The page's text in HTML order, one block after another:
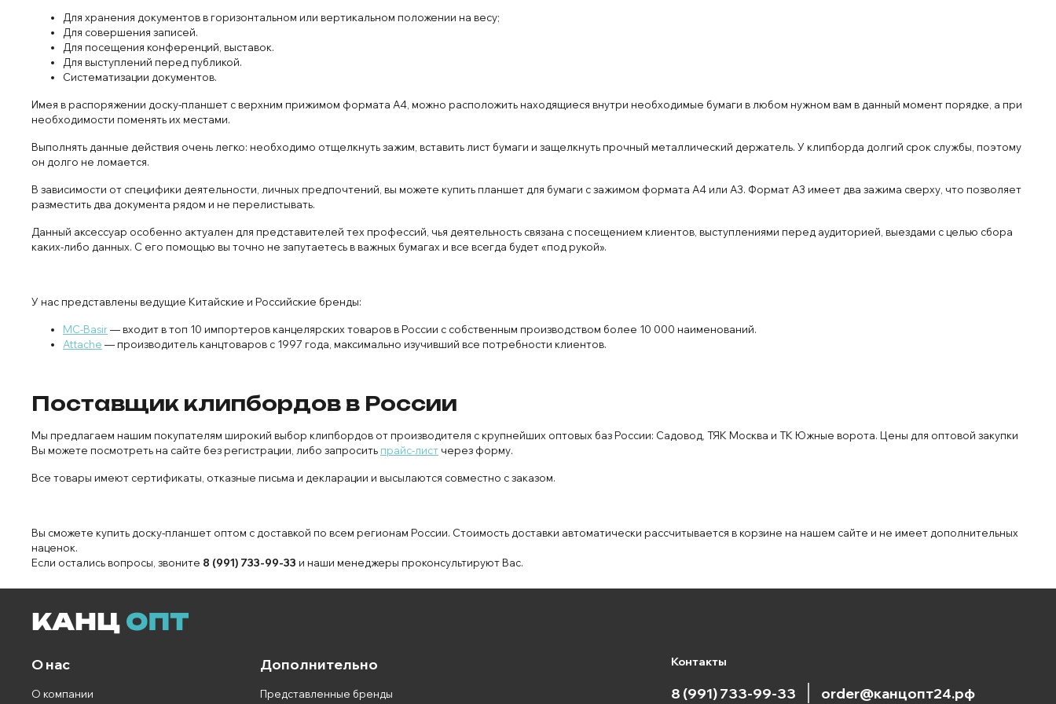
Для хранения документов в горизонтальном или вертикальном положении на весу;
Для совершения записей.
Для посещения конференций, выставок.
Для выступлений перед публикой.
Систематизации документов.
Имея в распоряжении доску-планшет с верхним прижимом формата А4, можно расположить находящиеся внутри необходимые бумаги в любом нужном вам в данный момент порядке, а при
необходимости поменять их местами.
Выполнять данные действия очень легко: необходимо отщелкнуть зажим, вставить лист бумаги и защелкнуть прочный металлический держатель. У клипборда долгий срок службы, поэтому
он долго не ломается.
В зависимости от специфики деятельности, личных предпочтений, вы можете купить планшет для бумаги с зажимом формата А4 или А3. Формат A3 имеет два зажима сверху, что позволяет
разместить два документа рядом и не перелистывать.
Данный аксессуар особенно актуален для представителей тех профессий, чья деятельность связана с посещением клиентов, выступлениями перед аудиторией, выездами с целью сбора
каких-либо данных. С его помощью вы точно не запутаетесь в важных бумагах и все всегда будет «под рукой».
У нас представлены ведущие Китайские и Российские бренды:
MC-Basir— входит в топ 10 импортеров канцелярских товаров в России с собственным производством более 10 000 наименований.
Attache — производитель канцтоваров с 1997 года, максимально изучивший все потребности клиентов.
Поставщик клипбордов в России
Мы предлагаем нашим покупателям широкий выбор клипбордов от производителя с крупнейших оптовых баз России: Садовод, ТЯК Москва и ТК Южные ворота. Цены для оптовой закупки
Вы можете посмотреть на сайте без регистрации, либо запросить прайс-лист через форму.
Все товары имеют сертификаты, отказные письма и декларации и высылаются совместно с заказом.
Вы сможете купить доску-планшет оптом с доставкой по всем регионам России. Стоимость доставки автоматически рассчитывается в корзине на нашем сайте и не имеет дополнительных
наценок.
Если остались вопросы, звоните 8 (991) 733-99-33 и наши менеджеры проконсультируют Вас.
О нас
О компании
Дополнительно
Представленные бренды
Контакты
8 (991) 733-99-33 order@канцопт24.рф